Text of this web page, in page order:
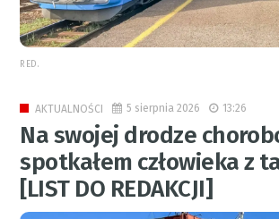
RED.
AKTUALNOŚCI 5 sierpnia 2026 13:26
Na swojej drodze
spotkałem człowieka z
[LIST DO REDAKCJI]